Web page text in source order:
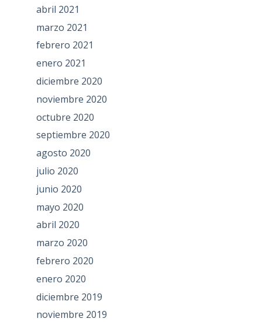
abril 2021
marzo 2021
febrero 2021
enero 2021
diciembre 2020
noviembre 2020
octubre 2020
septiembre 2020
agosto 2020
julio 2020
junio 2020
mayo 2020
abril 2020
marzo 2020
febrero 2020
enero 2020
diciembre 2019
noviembre 2019